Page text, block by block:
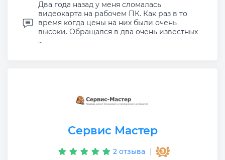
Два года назад у меня сломалась
видеокарта на рабочем ПК. Как раз в то
время когда цены на них были очень
высоки. Обращался в два очень известных
...
Сервис Мастер
2 отзыва